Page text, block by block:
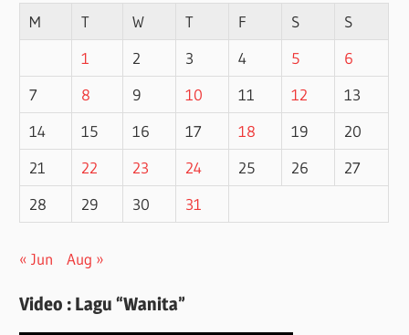
M
T W T F S
S
1
2 3 4 5
6
7
8 9 10 11 12
13
14
15 16 17 18 19
20
21
22 23 24 25 26
27
28
29 30 31
« Jun Aug »
Video : Lagu “Wanita”